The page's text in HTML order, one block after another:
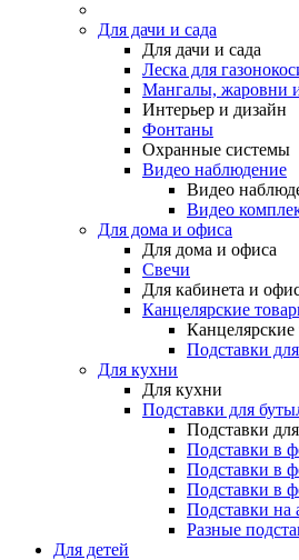
Для дачи и сада
Для дачи и сада
Леска для
Мангалы, жаровни
Интерьер и дизайн
Фонтаны
Охранные системы
Видео наблюдение
Видео
Видео
Для дома и офиса
Для дома и офиса
Свечи
Для кабинета и
Канцелярские
Подставки
Для кухни
Для кухни
Подставки для
Подставки
Подставки в
Подставки в
Подставки в
Подставки на
Разные
Для детей